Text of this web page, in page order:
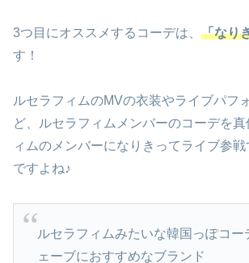
3つ目にオススメするコーデは、 「なり
す！
ルセラフィムのMVの衣装やライブパフ
ど、ルセラフィムメンバーのコーデを
ィムのメンバーになりきってライブ参戦
ですよね♪
ルセラフィムみたいな韓国っぽコー
ェーブにおすすめなブランド